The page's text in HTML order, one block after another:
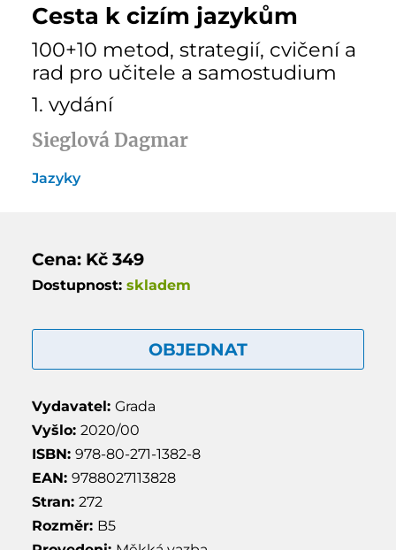
Cesta k cizím jazykům
100+10 metod, strategií, cvičení a
rad pro učitele a samostudium
1. vydání
Sieglová Dagmar
Jazyky
Cena: Kč 349
Dostupnost: skladem
OBJEDNAT
Vydavatel: Grada
Vyšlo: 2020/00
ISBN: 978-80-271-1382-8
EAN: 9788027113828
Stran: 272
Rozměr: B5